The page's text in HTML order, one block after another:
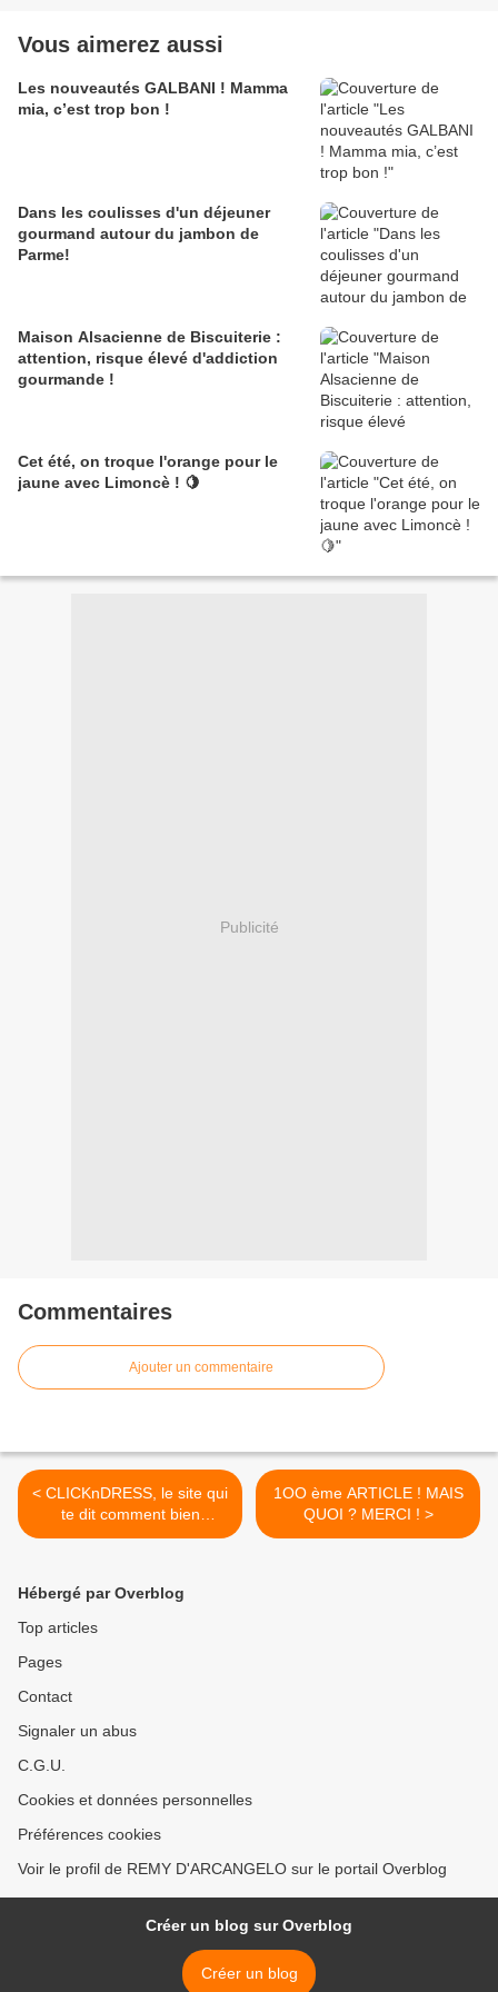
Vous aimerez aussi
Les nouveautés GALBANI ! Mamma
mia, c’est trop bon !
Dans les coulisses d'un déjeuner
gourmand autour du jambon de
Parme!
Maison Alsacienne de Biscuiterie :
attention, risque élevé d'addiction
gourmande !
Cet été, on troque l'orange pour le
jaune avec Limoncè ! 🍋
Publicité
Commentaires
Ajouter un commentaire
< CLICKnDRESS, le site qui
te dit comment bien
t'habiller !
1OO ème ARTICLE ! MAIS
QUOI ? MERCI ! >
Hébergé par Overblog
Top articles
Pages
Contact
Signaler un abus
C.G.U.
Cookies et données personnelles
Préférences cookies
Voir le profil de REMY D'ARCANGELO sur le portail Overblog
Créer un blog sur Overblog
Créer un blog